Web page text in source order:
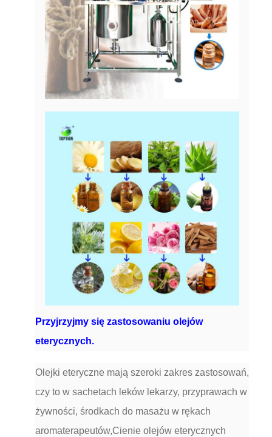
Przyjrzyjmy się zastosowaniu olejów
eterycznych.
Olejki eteryczne mają szeroki zakres zastosowań,
czy to w sachetach leków lekarzy, przyprawach w
żywności, środkach do masażu w rękach
aromaterapeutów,Cienie olejów eterycznych